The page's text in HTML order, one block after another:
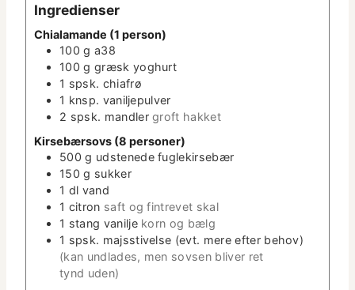
Ingre­di­enser
Chiala­mande (1 person)
100 g a38
100 g græsk yoghurt
1 spsk. chi­afrø
1 knsp. vanil­jepul­ver
2 spsk. man­dler groft hakket
Kirse­bærsovs (8 personer)
500 g udstenede fuglekirse­bær
150 g sukker
1 dl vand
1 cit­ron saft og fin­trevet skal
1 stang vanil­je korn og bælg
1 spsk. majsstivelse (evt. mere efter behov)
(kan und­lades, men sovsen bliv­er ret
tynd uden)